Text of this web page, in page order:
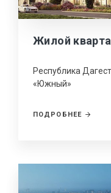
Жилой
Республика
«Южный»
ПОДРОБНЕЕ